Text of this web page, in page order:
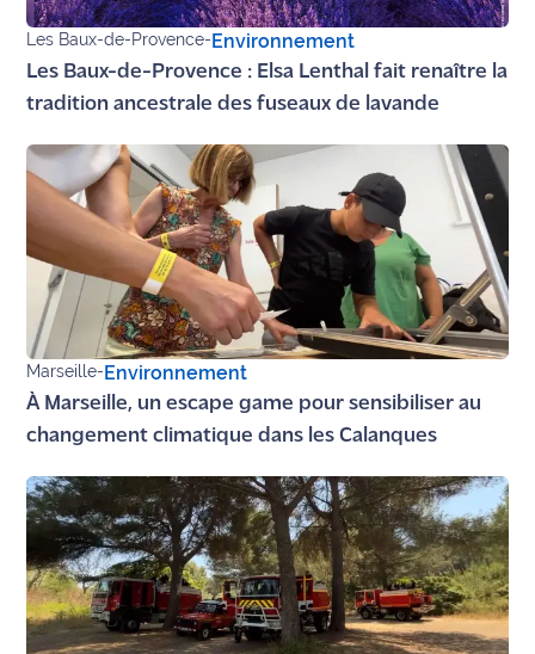
Les Baux-de-Provence-Environnement
Les Baux-de-Provence : Elsa Lenthal fait renaître la
tradition ancestrale des fuseaux de lavande
Marseille-Environnement
À Marseille, un escape game pour sensibiliser au
changement climatique dans les Calanques